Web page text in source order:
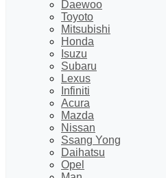
Daewoo
Toyoto
Mitsubishi
Honda
Isuzu
Subaru
Lexus
Infiniti
Acura
Mazda
Nissan
Ssang Yong
Daihatsu
Opel